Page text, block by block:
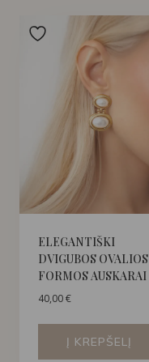
ELEGANTIŠKI
DVIGUBOS OVALIOS
FORMOS AUSKARAI
40,00€
Į KREPŠELĮ